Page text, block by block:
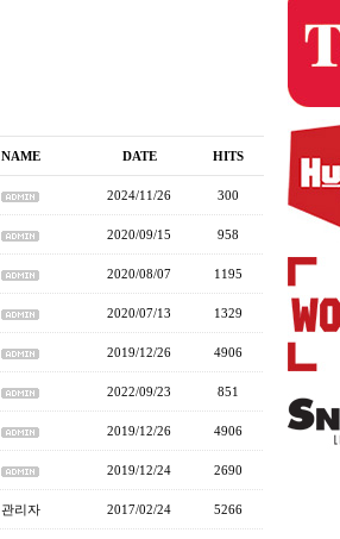
NAME DATE HITS
2024/11/26 300
2020/09/15 958
2020/08/07 1195
2020/07/13 1329
2019/12/26 4906
2022/09/23 851
2019/12/26 4906
2019/12/24 2690
관리자 2017/02/24 5266